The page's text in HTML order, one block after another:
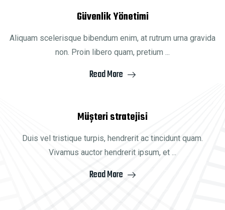
Güvenlik Yönetimi
Aliquam scelerisque bibendum enim, at rutrum urna gravida
non. Proin libero quam, pretium ...
Read More
Müşteri stratejisi
Duis vel tristique turpis, hendrerit ac tincidunt quam.
Vivamus auctor hendrerit ipsum, et ...
Read More